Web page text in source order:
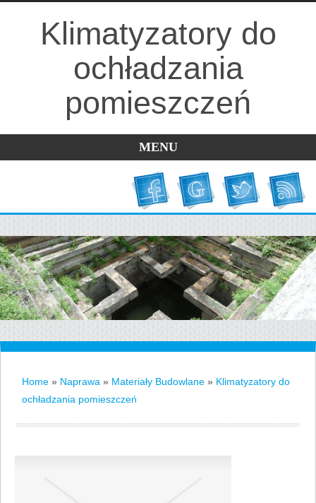
Klimatyzatory do
ochładzania
pomieszczeń
MENU
Home » Naprawa » Materiały Budowlane » Klimatyzatory do
ochładzania pomieszczeń